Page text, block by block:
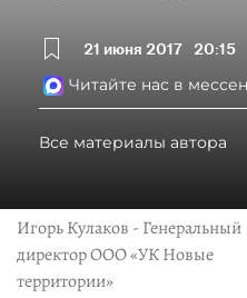
21 июня 2017 20:15
Читайте нас в
Все материалы автора
Игорь Кулаков - Генеральный
директор ООО «УК Новые
территории»